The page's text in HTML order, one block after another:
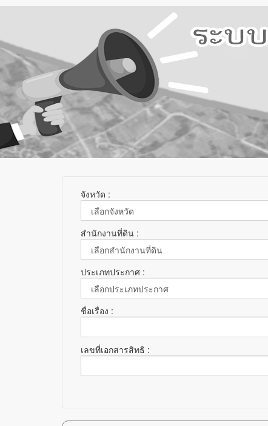
จังหวัด :
สำนักงานที่ดิน :
ประเภทประกาศ :
ชื่อเรื่อง :
เลขที่เอกสารสิทธิ :